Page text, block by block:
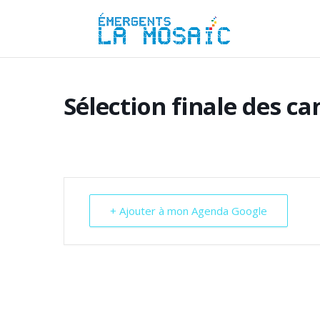
Sélection finale des
+ Ajouter à mon Agenda Google